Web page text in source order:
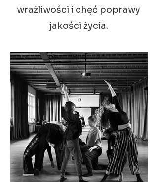
wrażliwości i chęć poprawy
jakości życia.